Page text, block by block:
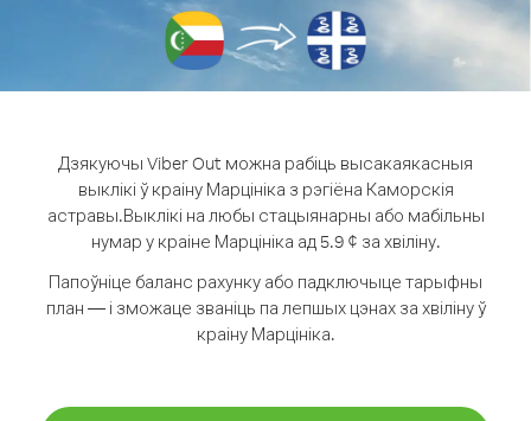
Дзякуючы Viber Out можна рабіць высакаякасныя
выклікі ў краіну Марцініка з рэгіёна Каморскія
астравы.Выклікі на любы стацыянарны або мабільны
нумар у краіне Марцініка ад 5.9 ¢ за хвіліну.
Папоўніце баланс рахунку або падключыце тарыфны
план — і зможаце званіць па лепшых цэнах за хвіліну ў
краіну Марцініка.